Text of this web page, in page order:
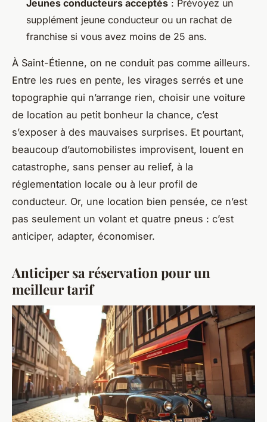
Jeunes conducteurs acceptés : Prévoyez un
supplément jeune conducteur ou un rachat de
franchise si vous avez moins de 25 ans.
À Saint-Étienne, on ne conduit pas comme ailleurs.
Entre les rues en pente, les virages serrés et une
topographie qui n’arrange rien, choisir une voiture
de location au petit bonheur la chance, c’est
s’exposer à des mauvaises surprises. Et pourtant,
beaucoup d’automobilistes improvisent, louent en
catastrophe, sans penser au relief, à la
réglementation locale ou à leur profil de
conducteur. Or, une location bien pensée, ce n’est
pas seulement un volant et quatre pneus : c’est
anticiper, adapter, économiser.
Anticiper sa réservation pour un
meilleur tarif